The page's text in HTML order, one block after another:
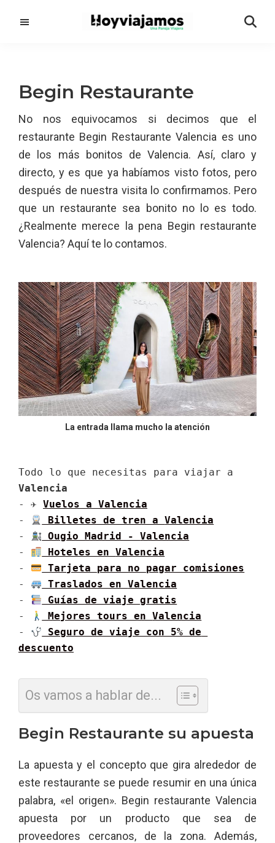
principal
Begin Restaurante
No nos equivocamos si decimos que el
restaurante Begin Restaurante Valencia es uno
de los más bonitos de Valencia. Así, claro y
directo, y es que ya habíamos visto fotos, pero
después de nuestra visita lo confirmamos. Pero
que un restaurante sea bonito no lo es todo.
¿Realmente merece la pena Begin restaurante
Valencia? Aquí te lo contamos.
La entrada llama mucho la atención
Valencia
- ✈ Vuelos a Valencia
-
Billetes de tren a Valencia
-
Ougio Madrid - Valencia
-
Hoteles en Valencia
-
Tarjeta para no pagar comisiones
-
Traslados en Valencia
-
Guías de viaje gratis
-
Mejores tours en Valencia
-
Seguro de viaje con 5% de
descuento
Os vamos a hablar de...
Begin Restaurante su apuesta
La apuesta y el concepto que gira alrededor de
este restaurante se puede resumir en una única
palabra, «el origen». Begin restaurante Valencia
apuesta por un producto que sea de
proveedores cercanos, de la zona. Además,